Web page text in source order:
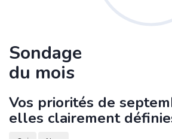
Sondage
du mois
Vos priorités de
elles clairement